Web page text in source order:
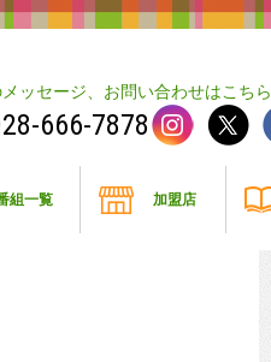
組一覧 加盟店
ッセージ、お問い合わせはこちら
666-7878